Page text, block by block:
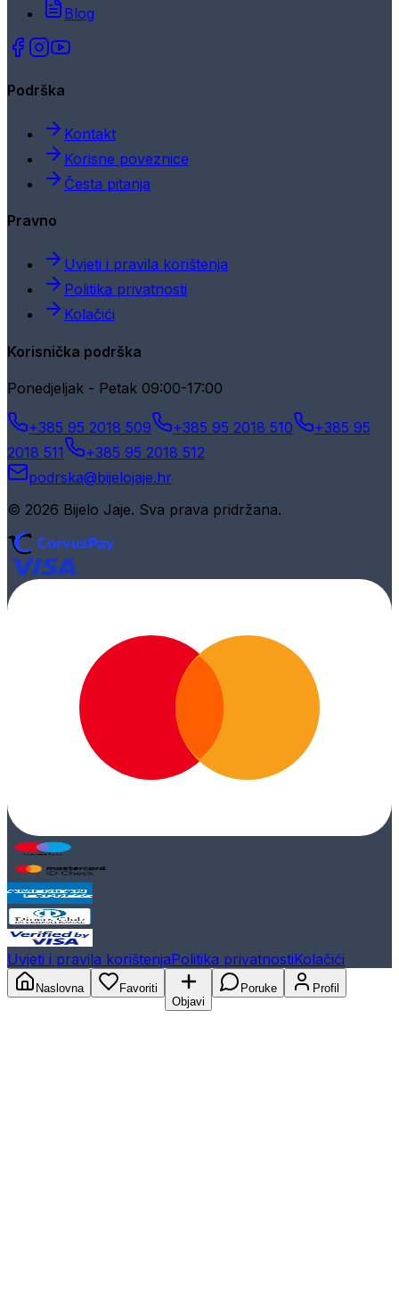
Blog
Podrška
Kontakt
Korisne poveznice
Česta pitanja
Pravno
Uvjeti i pravila korištenja
Politika privatnosti
Kolačići
Korisnička podrška
Ponedjeljak - Petak 09:00-17:00
+385 95 2018 509 +385 95 2018 510
+385 95
2018 511
+385 95 2018 512
podrska@bijelojaje.hr
© 2026 Bijelo Jaje. Sva prava pridržana.
Uvjeti i pravila korištenjaPolitika privatnostiKolačići
Naslovna
Favoriti
Objavi
Poruke Profil